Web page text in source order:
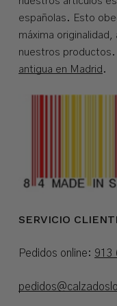
españolas. Esto
máxima
nuestros productos.
antigua en Madrid .
SERVICIO
Pedidos online: 913